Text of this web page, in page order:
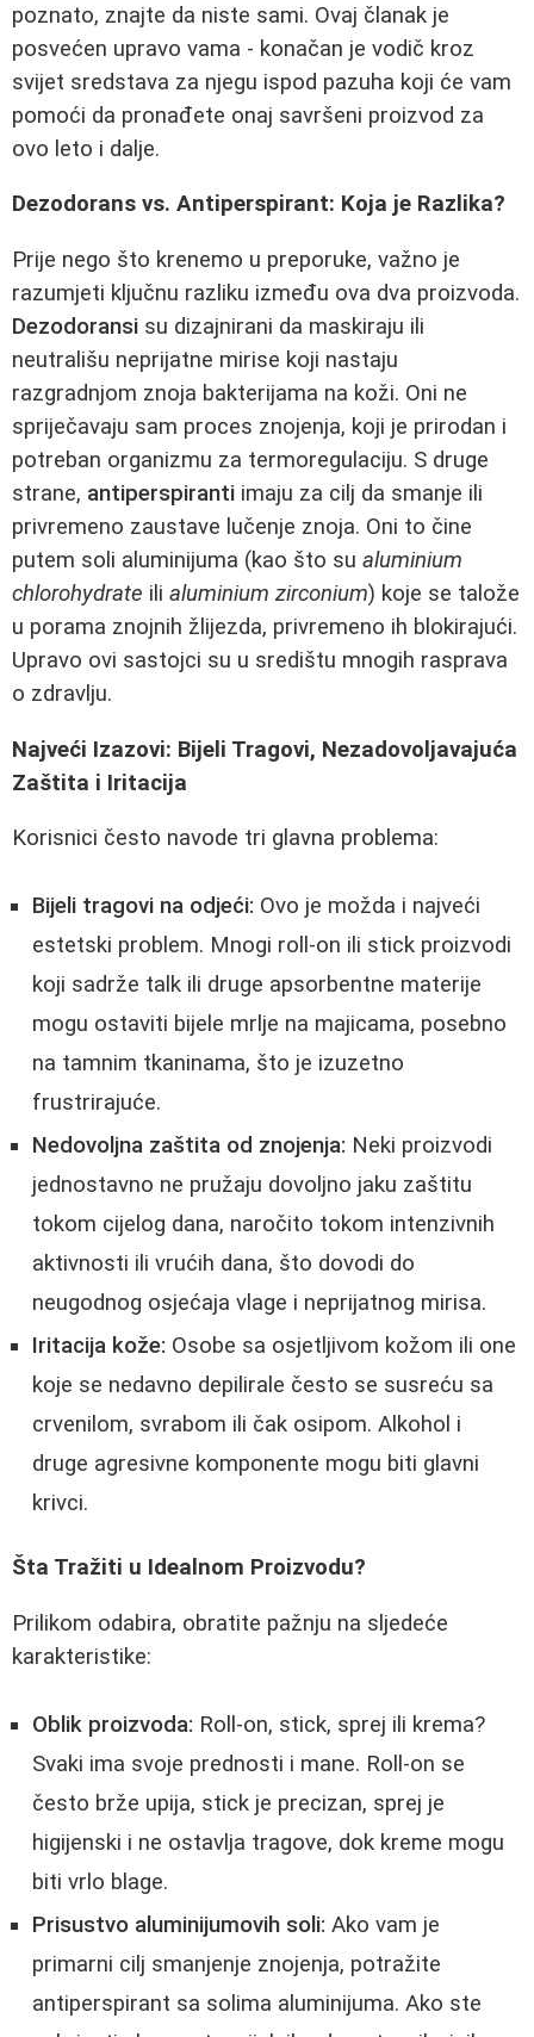
poznato, znajte da niste sami. Ovaj članak je
posvećen upravo vama - konačan je vodič kroz
svijet sredstava za njegu ispod pazuha koji će vam
pomoći da pronađete onaj savršeni proizvod za
ovo leto i dalje.
Dezodorans vs. Antiperspirant: Koja je Razlika?
Prije nego što krenemo u preporuke, važno je
razumjeti ključnu razliku između ova dva proizvoda.
Dezodoransi su dizajnirani da maskiraju ili
neutrališu neprijatne mirise koji nastaju
razgradnjom znoja bakterijama na koži. Oni ne
spriječavaju sam proces znojenja, koji je prirodan i
potreban organizmu za termoregulaciju. S druge
strane, antiperspiranti imaju za cilj da smanje ili
privremeno zaustave lučenje znoja. Oni to čine
putem soli aluminijuma (kao što su aluminium
chlorohydrate ili aluminium zirconium) koje se talože
u porama znojnih žlijezda, privremeno ih blokirajući.
Upravo ovi sastojci su u središtu mnogih rasprava
o zdravlju.
Najveći Izazovi: Bijeli Tragovi, Nezadovoljavajuća
Zaštita i Iritacija
Korisnici često navode tri glavna problema:
Bijeli tragovi na odjeći: Ovo je možda i najveći
estetski problem. Mnogi roll-on ili stick proizvodi
koji sadrže talk ili druge apsorbentne materije
mogu ostaviti bijele mrlje na majicama, posebno
na tamnim tkaninama, što je izuzetno
frustrirajuće.
Nedovoljna zaštita od znojenja: Neki proizvodi
jednostavno ne pružaju dovoljno jaku zaštitu
tokom cijelog dana, naročito tokom intenzivnih
aktivnosti ili vrućih dana, što dovodi do
neugodnog osjećaja vlage i neprijatnog mirisa.
Iritacija kože: Osobe sa osjetljivom kožom ili one
koje se nedavno depilirale često se susreću sa
crvenilom, svrabom ili čak osipom. Alkohol i
druge agresivne komponente mogu biti glavni
krivci.
Šta Tražiti u Idealnom Proizvodu?
Prilikom odabira, obratite pažnju na sljedeće
karakteristike:
Oblik proizvoda: Roll-on, stick, sprej ili krema?
Svaki ima svoje prednosti i mane. Roll-on se
često brže upija, stick je precizan, sprej je
higijenski i ne ostavlja tragove, dok kreme mogu
biti vrlo blage.
Prisustvo aluminijumovih soli: Ako vam je
primarni cilj smanjenje znojenja, potražite
antiperspirant sa solima aluminijuma. Ako ste